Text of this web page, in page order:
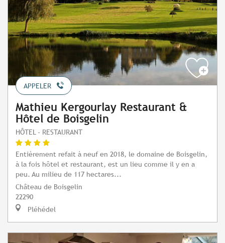
APPELER
Mathieu Kergourlay Restaurant &
Hôtel de Boisgelin
HÔTEL - RESTAURANT
Entièrement refait à neuf en 2018, le domaine de Boisgelin,
à la fois hôtel et restaurant, est un lieu comme il y en a
peu. Au milieu de 117 hectares...
Château de Boisgelin
22290
Pléhédel